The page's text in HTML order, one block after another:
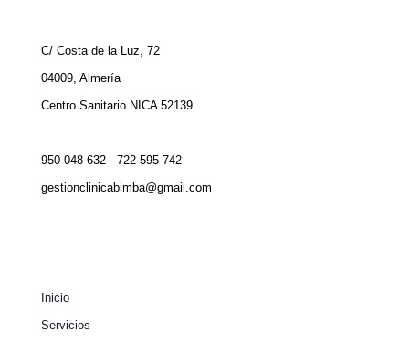
C/ Costa de la Luz, 72
04009, Almería
Centro Sanitario NICA 52139
950 048 632 - 722 595 742
gestionclinicabimba@gmail.com
Inicio
Servicios